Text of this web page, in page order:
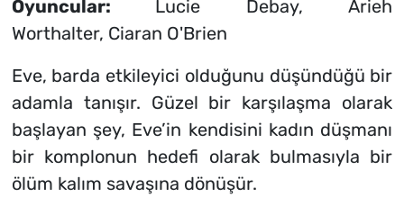
Oyuncular:
Lucie Debay, Arieh
Worthalter, Ciaran O'Brien
Eve, barda etkileyici olduğunu düşündüğü bir
adamla tanışır. Güzel bir karşılaşma olarak
başlayan şey, Eve’in kendisini kadın düşmanı
bir komplonun hedefi olarak bulmasıyla bir
ölüm kalım savaşına dönüşür.